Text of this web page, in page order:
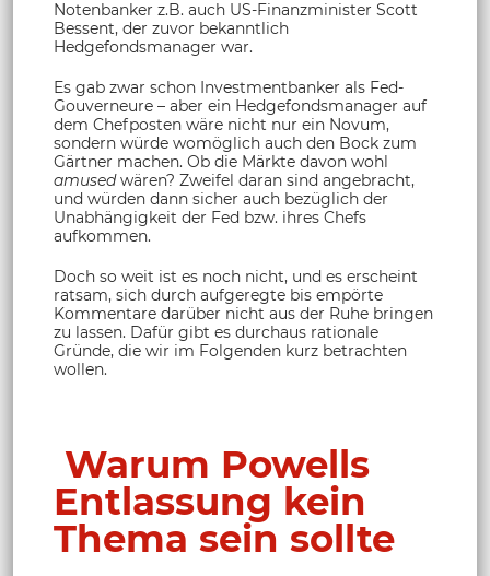
Notenbanker z.B. auch US-Finanzminister Scott
Bessent, der zuvor bekanntlich
Hedgefondsmanager war.
Es gab zwar schon Investmentbanker als Fed-
Gouverneure – aber ein Hedgefondsmanager auf
dem Chefposten wäre nicht nur ein Novum,
sondern würde womöglich auch den Bock zum
Gärtner machen. Ob die Märkte davon wohl
amusedwären? Zweifel daran sind angebracht,
und würden dann sicher auch bezüglich der
Unabhängigkeit der Fed bzw. ihres Chefs
aufkommen.
Doch so weit ist es noch nicht, und es erscheint
ratsam, sich durch aufgeregte bis empörte
Kommentare darüber nicht aus der Ruhe bringen
zu lassen. Dafür gibt es durchaus rationale
Gründe, die wir im Folgenden kurz betrachten
wollen.
Warum Powells
Entlassung kein
Thema sein sollte